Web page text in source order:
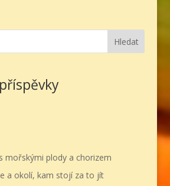
Hledat
mořskými plody a chorizem
a okolí, kam stojí za to jít